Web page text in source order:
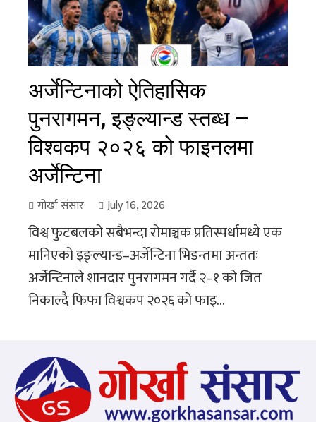
अर्जेन्टिनाको ऐतिहासिक
पुनरागमन, इङ्ल्यान्ड स्तब्ध –
विश्वकप २०२६ को फाइनलमा
अर्जेन्टिना
गोर्खा संसार July 16, 2026
विश्व फुटबलको सबैभन्दा रोमाञ्चक प्रतिस्पर्धामध्ये एक
मानिएको इङ्ल्यान्ड–अर्जेन्टिना भिडन्तमा अन्ततः
अर्जेन्टिनाले शानदार पुनरागमन गर्दै २–१ को जित
निकाल्दै फिफा विश्वकप २०२६ को फाइ...